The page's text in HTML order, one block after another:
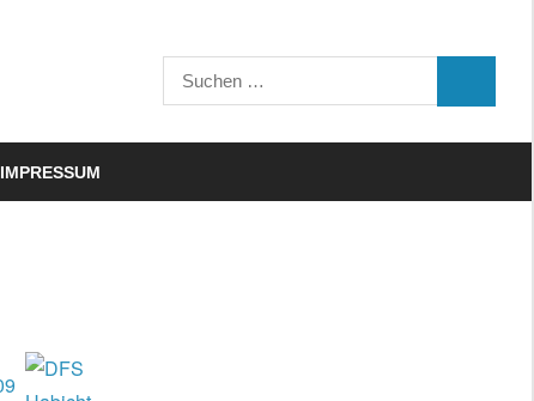
Suchen
nach:
IMPRESSUM